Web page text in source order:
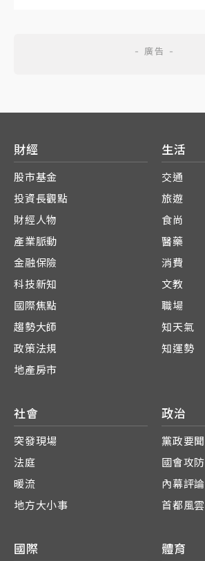
財經
股市基金
投資長觀點
財經人物
產業脈動
金融保險
科技新知
國際焦點
趨勢大師
政策法規
地產房市
生活
交通
旅遊
食尚
醫藥
消費
文教
職場
知天氣
知運勢
社會
突發現場
法庭
暖流
地方大小事
政治
黨政要聞
國會攻防
內幕評論
首都風雲
國際 體育